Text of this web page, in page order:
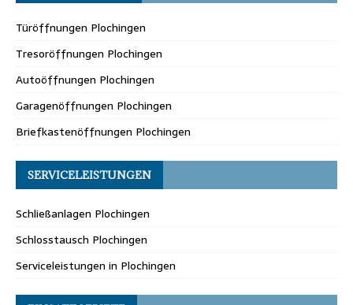
Türöffnungen Plochingen
Tresoröffnungen Plochingen
Autoöffnungen Plochingen
Garagenöffnungen Plochingen
Briefkastenöffnungen Plochingen
SERVICELEISTUNGEN
Schließanlagen Plochingen
Schlosstausch Plochingen
Serviceleistungen in Plochingen